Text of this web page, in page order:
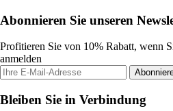
Abonnieren Sie unseren
Profitieren Sie von 10% Rabatt, wenn
anmelden
Bleiben Sie in Verbindung